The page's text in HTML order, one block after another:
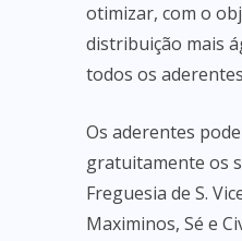
otimizar, com o
distribuição mais
todos os
Os aderentes
gratuitamente os
Freguesia de S.
Maximinos, Sé e